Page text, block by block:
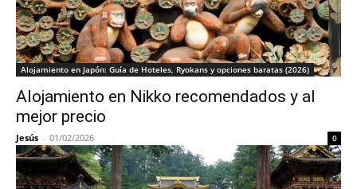
Alojamiento en Japón: Guía de Hoteles, Ryokans y opciones baratas (2026)
Alojamiento en Nikko recomendados y al
mejor precio
Jesús - 01/02/2026 0